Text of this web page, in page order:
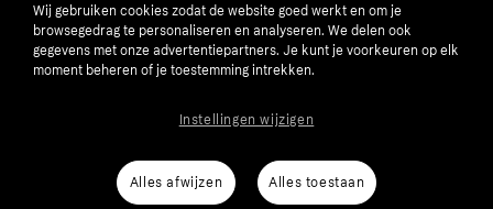
number: 556737-0431
Cookies Klarna.com
Wij gebruiken cookies zodat de website goed werkt en om je
browsegedrag te personaliseren en analyseren. We delen ook
gegevens met onze advertentiepartners. Je kunt je voorkeuren op elk
moment beheren of je toestemming intrekken.
Alles afwijzen Alles toestaan
Instellingen wijzigen